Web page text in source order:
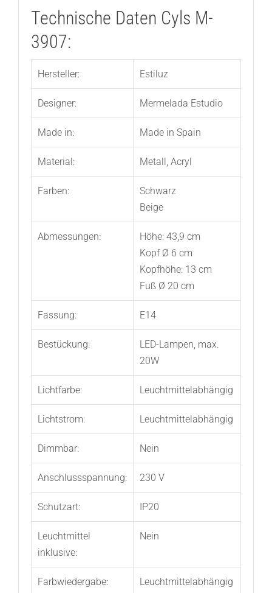
Technische Daten Cyls M-
3907:
Hersteller: Estiluz
Designer: Mermelada Estudio
Made in: Made in Spain
Material: Metall, Acryl
Farben:
Schwarz
Beige
Abmessungen:
Höhe: 43,9 cm
Kopf Ø 6 cm
Kopfhöhe: 13 cm
Fuß Ø 20 cm
Fassung: E14
Bestückung:
LED-Lampen, max.
20W
Lichtfarbe: Leuchtmittelabhängig
Lichtstrom: Leuchtmittelabhängig
Dimmbar: Nein
Anschlussspannung: 230 V
Schutzart: IP20
Leuchtmittel
inklusive:
Nein
Farbwiedergabe: Leuchtmittelabhängig